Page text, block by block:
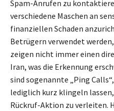
Spam-Anrufen zu
verschiedene Maschen an
finanziellen Schaden
Betrügern verwendet
zeigen nicht immer einen
Iran, was die Erkennung
sind sogenannte „Ping
lediglich kurz klingeln
Rückruf-Aktion zu verleiten.